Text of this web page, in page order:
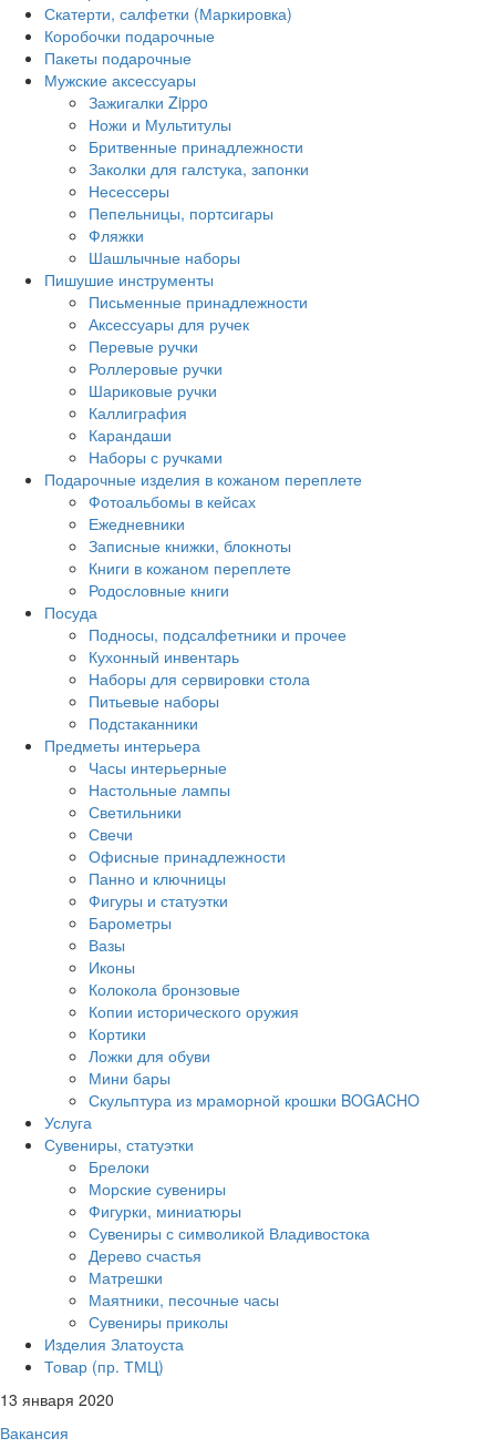
Скатерти, салфетки (Маркировка)
Коробочки подарочные
Пакеты подарочные
Мужские аксессуары
Зажигалки Zippo
Ножи и Мультитулы
Бритвенные принадлежности
Заколки для галстука, запонки
Несессеры
Пепельницы, портсигары
Фляжки
Шашлычные наборы
Пишушие инструменты
Письменные принадлежности
Аксессуары для ручек
Перевые ручки
Роллеровые ручки
Шариковые ручки
Каллиграфия
Карандаши
Наборы с ручками
Подарочные изделия в кожаном переплете
Фотоальбомы в кейсах
Ежедневники
Записные книжки, блокноты
Книги в кожаном переплете
Родословные книги
Посуда
Подносы, подсалфетники и прочее
Кухонный инвентарь
Наборы для сервировки стола
Питьевые наборы
Подстаканники
Предметы интерьера
Часы интерьерные
Настольные лампы
Светильники
Свечи
Офисные принадлежности
Панно и ключницы
Фигуры и статуэтки
Барометры
Вазы
Иконы
Колокола бронзовые
Копии исторического оружия
Кортики
Ложки для обуви
Мини бары
Скульптура из мраморной крошки BOGACHO
Услуга
Сувениры, статуэтки
Брелоки
Морские сувениры
Фигурки, миниатюры
Сувениры с символикой Владивостока
Дерево счастья
Матрешки
Маятники, песочные часы
Сувениры приколы
Изделия Златоуста
Товар (пр. ТМЦ)
13 января 2020
Вакансия